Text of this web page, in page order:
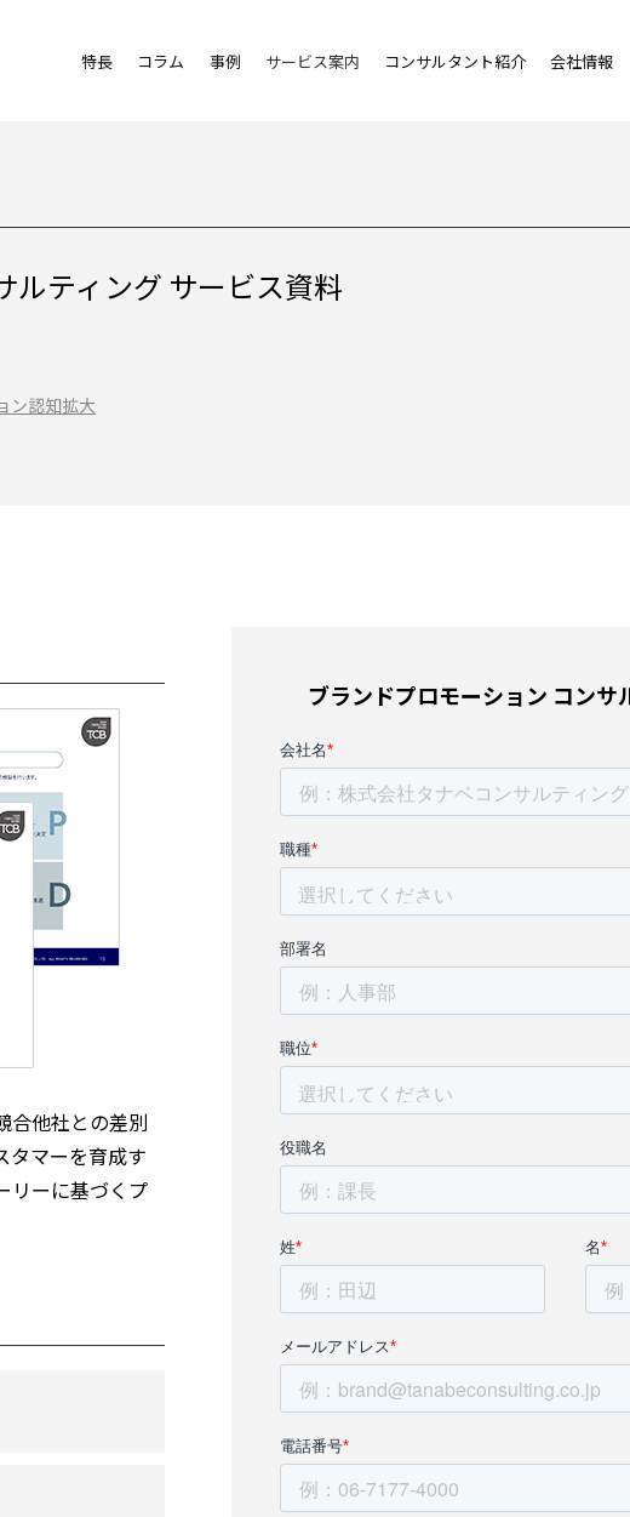
特長 コラム 事例 サービス案内 コンサルタント紹介 会社情報
ルティング サービス資料
ン認知拡大
合他社との差別
タマーを育成す
リーに基づくプ
ブランドプロモーション コンサ